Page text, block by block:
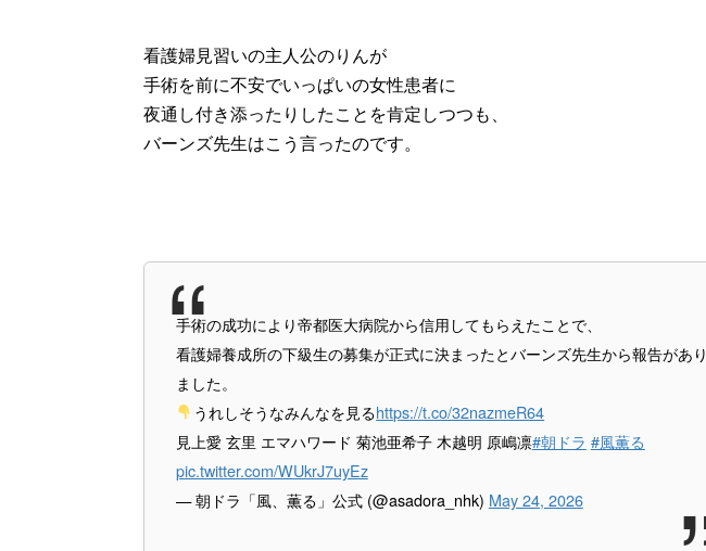
看護婦見習いの主人公のりんが
手術を前に不安でいっぱいの女性患者に
夜通し付き添ったりしたことを肯定しつつも、
バーンズ先生はこう言ったのです。
手術の成功により帝都医大病院から信用してもらえたことで、
看護婦養成所の下級生の募集が正式に決まったとバーンズ先生から報告があり
ました。
うれしそうなみんなを見るhttps://t.co/32nazmeR64
見上愛 玄里 エマハワード 菊池亜希子 木越明 原嶋凛#朝ドラ #風薫る
pic.twitter.com/WUkrJ7uyEz
— 朝ドラ「風、薫る」公式 (@asadora_nhk) May 24, 2026